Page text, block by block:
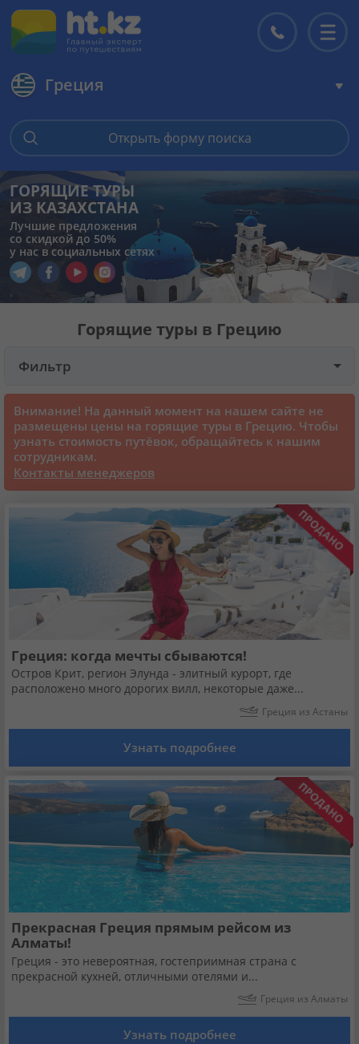
Горящие туры
Цены на туры
Страны
Туры
Круизы
Статьи
70101 отзыв наших туристов
Сертификаты
О нас
Для бизнеса
Контакты
Кабинет туриста
Валюта: KZT USD EUR
Язык: Русский Қазақша
Установи наше мобильное приложение
Загрузить приложение из App Store
Загрузить приложение из Google Play
Греция
Открыть форму поиска
ГОРЯЩИЕ ТУРЫ
ИЗ КАЗАХСТАНА
Лучшие предложения
со скидкой до 50%
у нас в социальных сетях
Перейти в наш Telegram
Перейти в наш Facebook
Перейти в наш YouTube
Перейти в наш Instagram
Горящие туры в Грецию
Фильтр
Внимание! На данный момент на нашем сайте не
размещены цены на горящие туры в Грецию. Чтобы
узнать стоимость путёвок, обращайтесь к нашим
сотрудникам.
Контакты менеджеров
Греция: когда мечты сбываются!
Остров Крит, регион Элунда - элитный курорт, где
расположено много дорогих вилл, некоторые даже...
Греция из Астаны
Узнать подробнее
Прекрасная Греция прямым рейсом из
Алматы!
Греция - это невероятная, гостеприимная страна с
прекрасной кухней, отличными отелями и...
Греция из Алматы
Узнать подробнее